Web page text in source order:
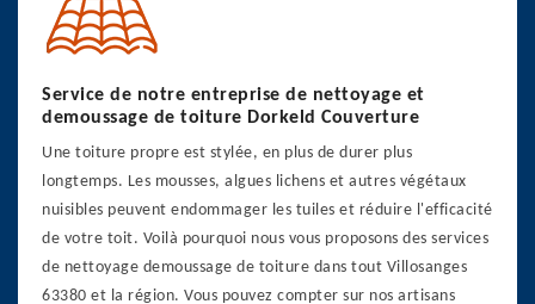
Service de notre entreprise de nettoyage et
demoussage de toiture Dorkeld Couverture
Une toiture propre est stylée, en plus de durer plus
longtemps. Les mousses, algues lichens et autres végétaux
nuisibles peuvent endommager les tuiles et réduire l'efficacité
de votre toit. Voilà pourquoi nous vous proposons des services
de nettoyage demoussage de toiture dans tout Villosanges
63380 et la région. Vous pouvez compter sur nos artisans